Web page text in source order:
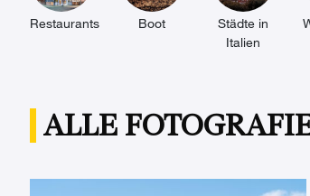
Restaurants Boot
Städte in
Italien
ALLE